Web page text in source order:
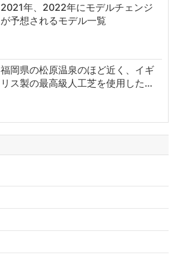
2021年、2022年にモデルチェンジ
が予想されるモデル一覧
福岡県の松原温泉のほど近く、イギ
リス製の最高級人工芝を使用した…